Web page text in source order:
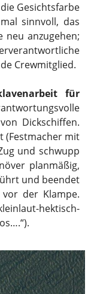
Gesichtsfarbe
sinnvoll, das
neu anzugehen;
Crewmitglied.
für
Dickschiffen.
(Festmacher mit
und schwupp
planmäßig,
und beendet
der Klampe.
hektisch-